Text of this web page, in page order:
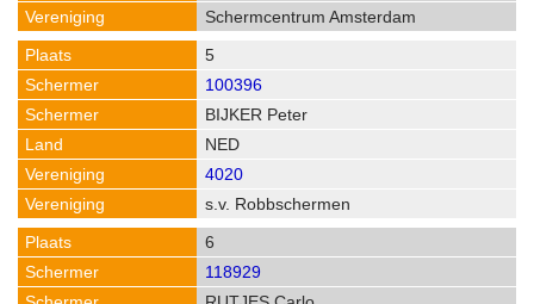
Schermcentrum Amsterdam
5
100396
BIJKER Peter
NED
4020
s.v. Robbschermen
6
118929